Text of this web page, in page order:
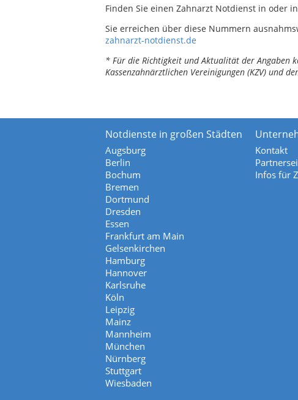
Finden Sie einen Zahnarzt Notdienst in oder
Sie erreichen über diese Nummern
zahnarzt-notdienst.de
* Für die Richtigkeit und Aktualität der Angaben
Kassenzahnärztlichen Vereinigungen (KZV) und
Notdienste in großen Städten
Augsburg
Berlin
Bochum
Bremen
Dortmund
Dresden
Essen
Frankfurt am Main
Gelsenkirchen
Hamburg
Hannover
Karlsruhe
Köln
Leipzig
Mainz
Mannheim
München
Nürnberg
Stuttgart
Wiesbaden
Kontakt
Infos für